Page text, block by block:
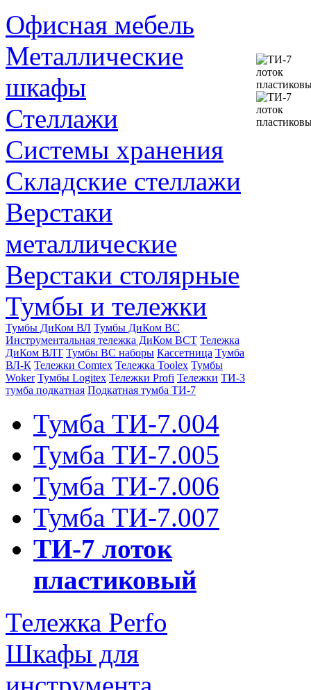
Офисная мебель
Металлические
шкафы
Стеллажи
Системы хранения
Складские стеллажи
Верстаки
металлические
Верстаки столярные
Тумбы и тележки
Тумбы ДиКом ВЛ Тумбы ДиКом ВС
Инструментальная тележка ДиКом ВСТ Тележка
ДиКом ВЛТ Тумбы ВС наборы Кассетница Тумба
ВЛ-К Тележки Comtex Тележка Toolex Тумбы
Woker Тумбы Logitex Тележки Profi Тележки ТИ-3
тумба подкатная Подкатная тумба ТИ-7
Тумба ТИ-7.004
Тумба ТИ-7.005
Тумба ТИ-7.006
Тумба ТИ-7.007
ТИ-7 лоток
пластиковый
Тележка Perfo
Шкафы для